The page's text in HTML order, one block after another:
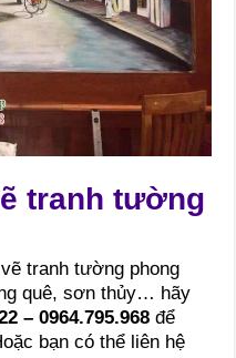
tranh tường
tranh tường phong
quê, sơn thủy… hãy
– 0964.795.968 để
bạn có thể liên hệ